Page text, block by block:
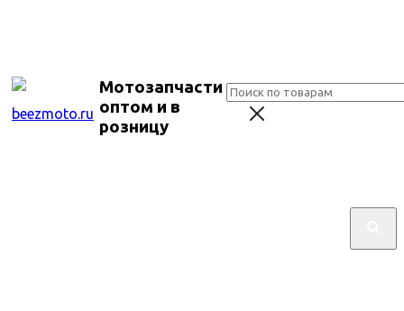
Мотозапчасти
оптом и в
розницу